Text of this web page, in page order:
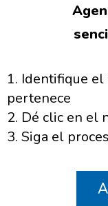
1. Identifique
pertenece
2. Dé clic en el
3. Siga el